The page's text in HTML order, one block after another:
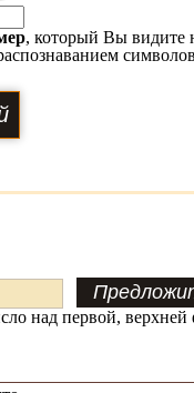
, который Вы видите
над первой,